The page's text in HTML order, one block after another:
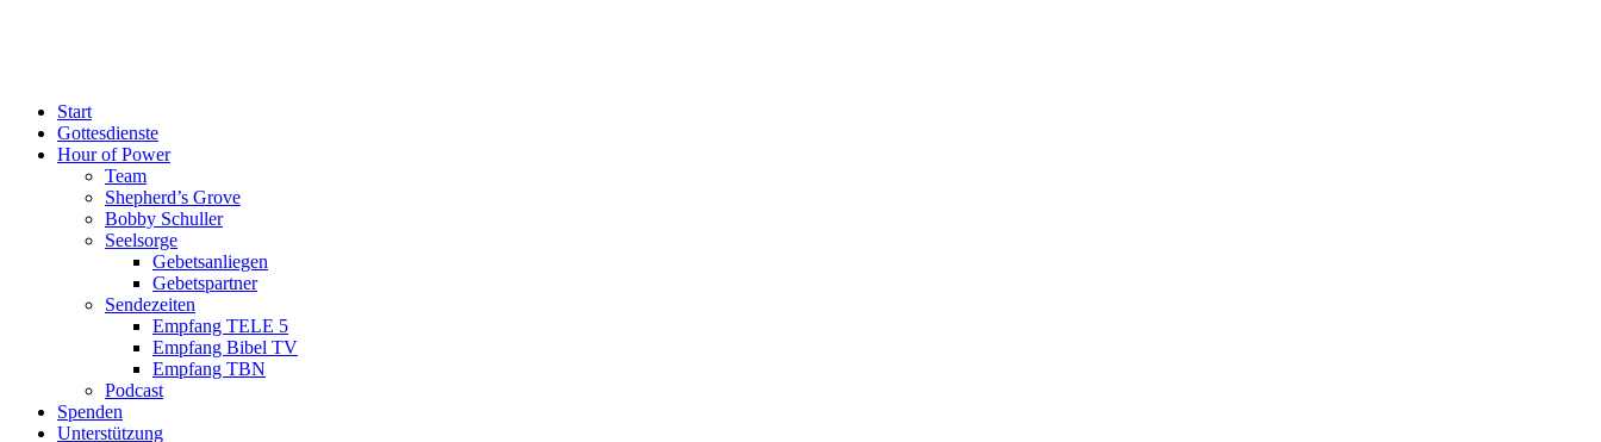
Start
Gottesdienste
Hour of Power
Team
Shepherd’s Grove
Bobby Schuller
Seelsorge
Gebetsanliegen
Gebetspartner
Sendezeiten
Empfang TELE 5
Empfang Bibel TV
Empfang TBN
Podcast
Spenden
Unterstützung